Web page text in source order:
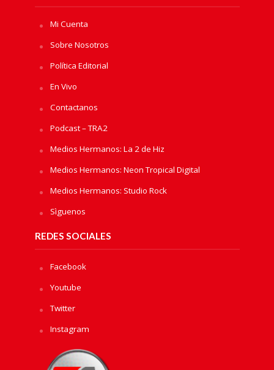
Mi Cuenta
Sobre Nosotros
Política Editorial
En Vivo
Contactanos
Podcast – TRA2
Medios Hermanos: La 2 de Hiz
Medios Hermanos: Neon Tropical Digital
Medios Hermanos: Studio Rock
Sìguenos
REDES SOCIALES
Facebook
Youtube
Twitter
Instagram